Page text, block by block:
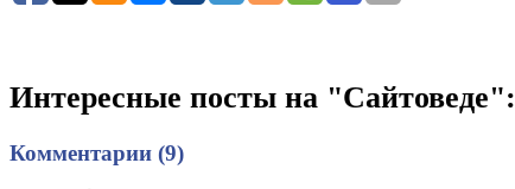
Интересные посты на "Сайтоведе":
Комментарии (9)